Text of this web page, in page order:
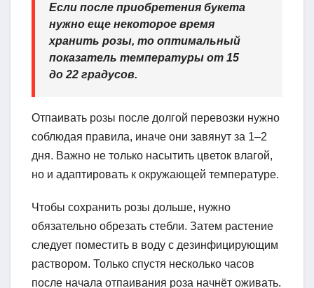
Если после приобретения букета
нужно еще некоторое время
хранить розы, то оптимальный
показатель температуры от 15
до 22 градусов.
Отпаивать розы после долгой перевозки нужно
соблюдая правила, иначе они завянут за 1–2
дня. Важно не только насытить цветок влагой,
но и адаптировать к окружающей температуре.
Чтобы сохранить розы дольше, нужно
обязательно обрезать стебли. Затем растение
следует поместить в воду с дезинфицирующим
раствором. Только спустя несколько часов
после начала отпаивания роза начнёт оживать.